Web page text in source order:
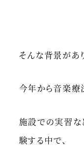
そんな背景があ
今年から音楽療
施設での実習な
験する中で、